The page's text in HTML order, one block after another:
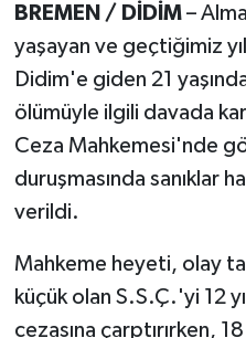
BREMEN / DİDİM–
yaşayan ve geçtiğimiz
Didim'e giden 21
ölümüyle ilgili davada
Ceza Mahkemesi'nde
duruşmasında sanıklar
verildi.
Mahkeme heyeti, olay
küçük olan S.S.Ç.'yi 12
cezasına çarptırırken,